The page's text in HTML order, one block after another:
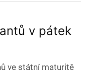
v pátek
ve státní maturitě